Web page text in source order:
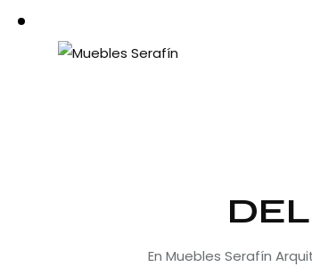
En Muebles Serafín